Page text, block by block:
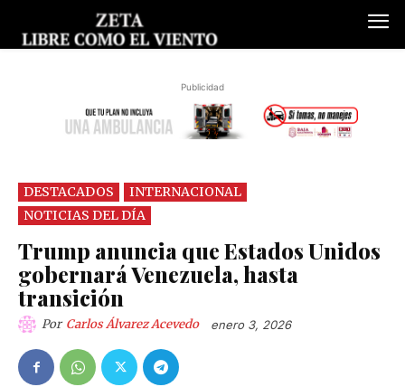
Publicidad
DESTACADOS
INTERNACIONAL
NOTICIAS DEL DÍA
Trump anuncia que Estados Unidos
gobernará Venezuela, hasta
transición
Por Carlos Álvarez Acevedo enero 3, 2026